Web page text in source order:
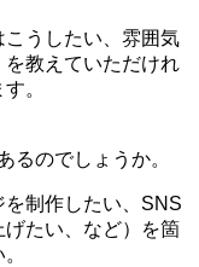
うしたい、雰囲気
教えていただけれ
。
るのでしょうか。
を制作したい、SNS
たい、など）を箇